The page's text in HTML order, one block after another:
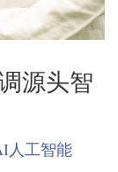
源头智
人工智能